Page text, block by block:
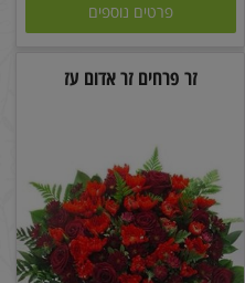
פרטים נוספים
זר פרחים זר אדום עז